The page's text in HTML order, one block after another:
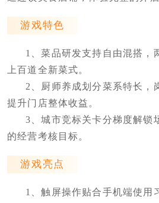
游戏特色
1、菜品研发支持自由混搭，
上百道全新菜式。
2、厨师养成划分菜系特长，
提升门店整体收益。
3、城市竞标关卡分梯度解锁
的经营考核目标。
游戏亮点
1、触屏操作贴合手机端使用